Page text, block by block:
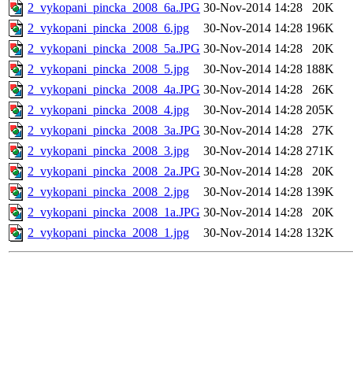
2_vykopani_pincka_2008_6a.JPG 30-Nov-2014 14:28
20K
2_vykopani_pincka_2008_6.jpg
30-Nov-2014 14:28 196K
2_vykopani_pincka_2008_5a.JPG 30-Nov-2014 14:28
20K
2_vykopani_pincka_2008_5.jpg
30-Nov-2014 14:28 188K
2_vykopani_pincka_2008_4a.JPG 30-Nov-2014 14:28
26K
2_vykopani_pincka_2008_4.jpg
30-Nov-2014 14:28 205K
2_vykopani_pincka_2008_3a.JPG 30-Nov-2014 14:28
27K
2_vykopani_pincka_2008_3.jpg
30-Nov-2014 14:28 271K
2_vykopani_pincka_2008_2a.JPG 30-Nov-2014 14:28
20K
2_vykopani_pincka_2008_2.jpg
30-Nov-2014 14:28 139K
2_vykopani_pincka_2008_1a.JPG 30-Nov-2014 14:28
20K
2_vykopani_pincka_2008_1.jpg
30-Nov-2014 14:28 132K